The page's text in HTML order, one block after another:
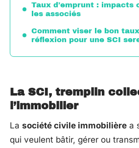
Taux d’emprunt : impacts
les associés
Comment viser le bon
réflexion pour une SCI
La SCI, tremplin
l’immobilier
La société civile immobilière a
qui veulent bâtir, gérer ou